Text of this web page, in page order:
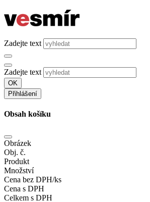
Zadejte text
Zadejte text
OK
Přihlášení
Obsah košíku
Obrázek
Obj. č.
Produkt
Množství
Cena bez DPH/ks
Cena s DPH
Celkem s DPH